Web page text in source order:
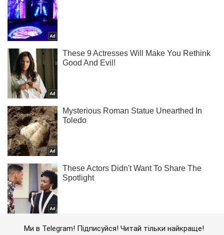
Ми в Telegram! Підписуйся! Читай тільки найкраще!